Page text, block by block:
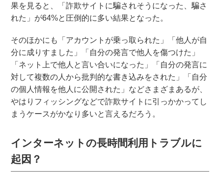
果を見ると、「詐欺サイトに騙されそうになった、騙さ
れた」が64%と圧倒的に多い結果となった。
そのほかにも「アカウントが乗っ取られた」「他人が自
分に成りすました」「自分の発言で他人を傷つけた」
「ネット上で他人と言い合いになった」「自分の発言に
対して複数の人から批判的な書き込みをされた」「自分
の個人情報を他人に公開された」などさまざまあるが、
やはりフィッシングなどで詐欺サイトに引っかかってし
まうケースがかなり多いと言えるだろう。
インターネットの長時間利用トラブルに
起因？